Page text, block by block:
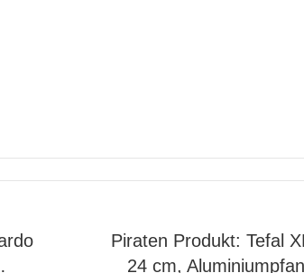
Piraten Produkt: Tefal
24 cm,